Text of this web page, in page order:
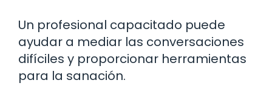
Un profesional capacitado puede
ayudar a mediar las conversaciones
difíciles y proporcionar herramientas
para la sanación.